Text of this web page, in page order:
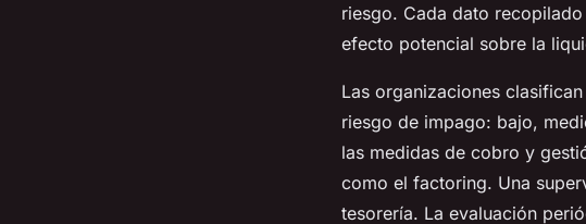
riesgo. Cada dato
efecto potencial sobre la
Las organizaciones
riesgo de impago: bajo,
las medidas de cobro y
como el factoring. Una
tesorería. La evaluación